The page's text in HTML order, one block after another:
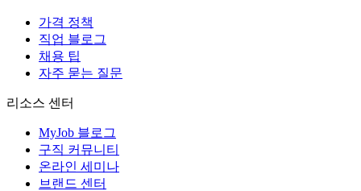
가격 정책
직업 블로그
채용 팁
자주 묻는 질문
리소스 센터
MyJob 블로그
구직 커뮤니티
온라인 세미나
브랜드 센터